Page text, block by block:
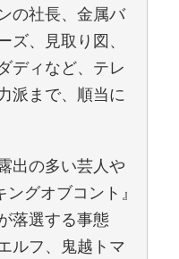
の社長、金属バ
、見取り図、
ディなど、テレ
派まで、順当に
出の多い芸人や
グオブコント』
落選する事態
ルフ、鬼越トマ